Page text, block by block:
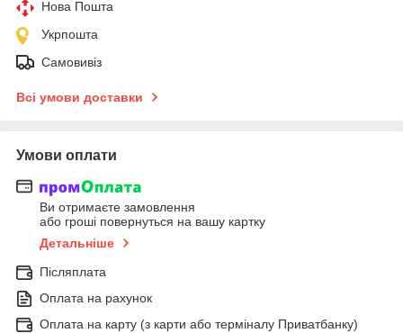
Нова Пошта
Укрпошта
Самовивіз
Всі умови доставки
Умови оплати
Ви отримаєте замовлення
або гроші повернуться на вашу картку
Детальніше
Післяплата
Оплата на рахунок
Оплата на карту (з карти або терміналу Приватбанку)